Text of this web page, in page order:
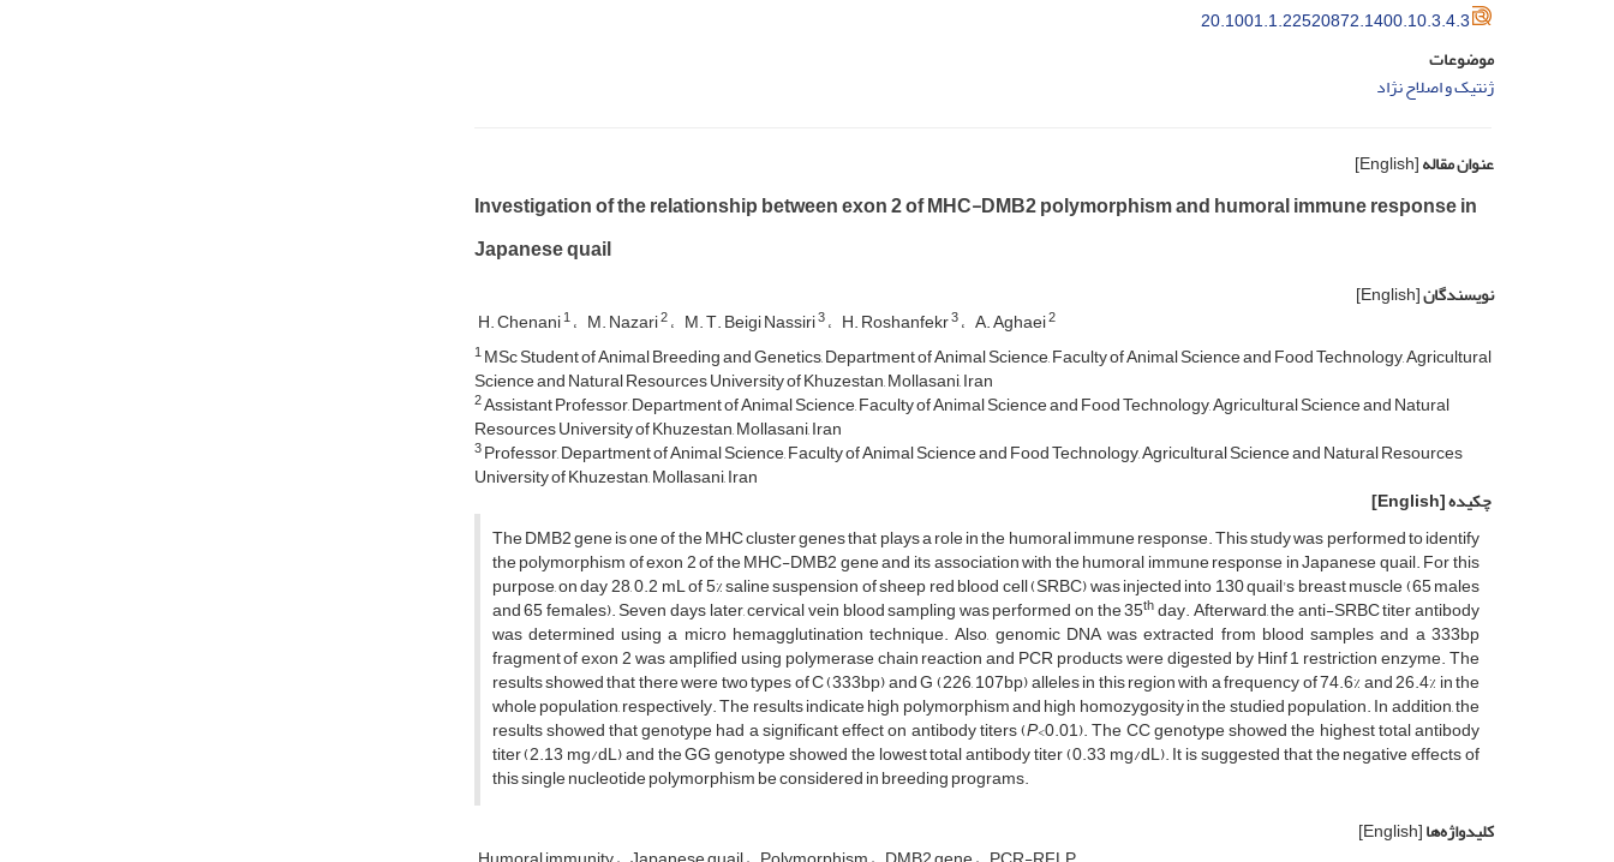
20.1001.1.22520872.1400.10.3.4.3
موضوعات
ژنتیک و اصلاح نژاد
عنوان مقاله[English]
Investigation of the relationship between exon 2 of MHC-DMB2 polymorphism and humoral immune response in
Japanese quail
نویسندگان[English]
H. Chenani1 M. Nazari2 M. T. Beigi Nassiri3 H. Roshanfekr3 A. Aghaei2
1MSc Student of Animal Breeding and Genetics, Department of Animal Science, Faculty of Animal Science and Food Technology, Agricultural
Science and Natural Resources University of Khuzestan, Mollasani, Iran
2Assistant Professor, Department of Animal Science, Faculty of Animal Science and Food Technology, Agricultural Science and Natural
Resources University of Khuzestan, Mollasani, Iran
3Professor, Department of Animal Science, Faculty of Animal Science and Food Technology, Agricultural Science and Natural Resources
University of Khuzestan, Mollasani, Iran
چکیده[English]
The DMB2 gene is one of the MHC cluster genes that plays a role in the humoral immune response. This study was performed to identify
the polymorphism of exon 2 of the MHC-DMB2 gene and its association with the humoral immune response in Japanese quail. For this
purpose, on day 28, 0.2 mL of 5% saline suspension of sheep red blood cell (SRBC) was injected into 130 quail's breast muscle (65 males
and 65 females). Seven days later, cervical vein blood sampling was performed on the 35thday. Afterward, the anti-SRBC titer antibody
was determined using a micro hemagglutination technique. Also, genomic DNA was extracted from blood samples and a 333bp
fragment of exon 2 was amplified using polymerase chain reaction and PCR products were digested by Hinf 1 restriction enzyme. The
results showed that there were two types of C (333bp) and G (226, 107bp) alleles in this region with a frequency of 74.6% and 26.4% in the
whole population, respectively. The results indicate high polymorphism and high homozygosity in the studied population. In addition, the
results showed that genotype had a significant effect on antibody titers (P<0.01). The CC genotype showed the highest total antibody
titer (2.13 mg/dL) and the GG genotype showed the lowest total antibody titer (0.33 mg/dL). It is suggested that the negative effects of
this single nucleotide polymorphism be considered in breeding programs.
کلیدواژه‌ها[English]